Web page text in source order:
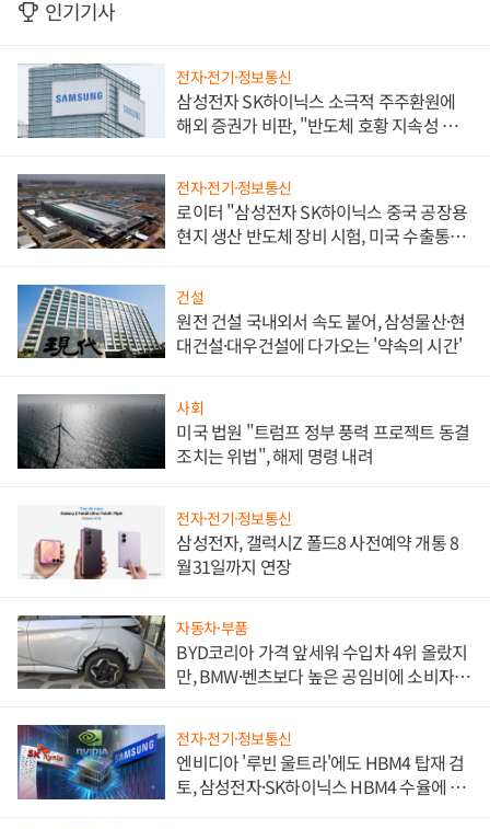
인기기사
전자·전기·정보통신
삼성전자 SK하이닉스 소극적 주주환원에
해외 증권가 비판, "반도체 호황 지속성 의
전자·전기·정보통신
로이터 "삼성전자 SK하이닉스 중국 공장용
현지 생산 반도체 장비 시험, 미국 수출통제
건설
원전 건설 국내외서 속도 붙어, 삼성물산·현
대건설·대우건설에 다가오는 '약속의 시간'
사회
미국 법원 "트럼프 정부 풍력 프로젝트 동결
조치는 위법", 해제 명령 내려
전자·전기·정보통신
삼성전자, 갤럭시Z 폴드8 사전예약 개통 8
월31일까지 연장
자동차·부품
BYD코리아 가격 앞세워 수입차 4위 올랐지
만, BMW·벤츠보다 높은 공임비에 소비자
전자·전기·정보통신
엔비디아 '루빈 울트라'에도 HBM4 탑재 검
토, 삼성전자·SK하이닉스 HBM4 수율에 주